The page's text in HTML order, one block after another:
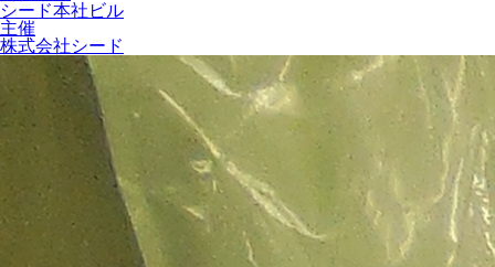
シード本社ビル
主催
株式会社シード